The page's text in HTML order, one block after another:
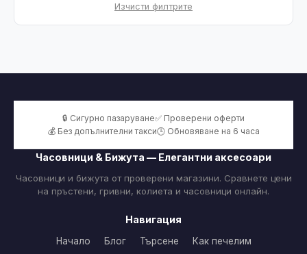
Изчисти филтрите
🔒 Сигурно пазаруване✅ Проверени оферти
💰 Без допълнителни такси🕒 Обновяване на 6 часа
Часовници & Бижута — Елегантни аксесоари
Часовници и бижута от проверени магазини. Сравнете цени
на пръстени, гривни, колиета и часовници онлайн.
Навигация
Начало Блог Търсене Как печелим